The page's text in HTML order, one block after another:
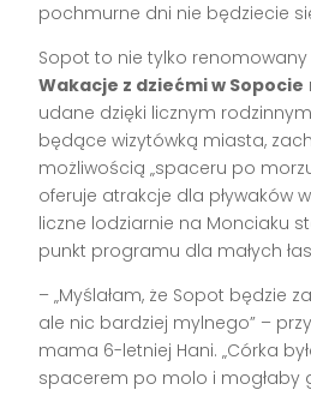
pochmurne dni nie będziecie
Sopot to nie tylko renomowany
Wakacje z dziećmi w Sopocie
udane dzięki licznym
będące wizytówką miasta,
możliwością „spaceru po
oferuje atrakcje dla pływaków
liczne lodziarnie na Monciaku
punkt programu dla małych
– „Myślałam, że Sopot będzie
ale nic bardziej mylnego” –
mama 6-letniej Hani. „Córka
spacerem po molo i mogłaby